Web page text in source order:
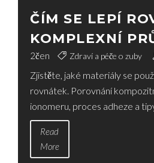
ČÍM SE LEPÍ
KOMPLEXNÍ
LEPIDLY A
2čen Zdraví a péče o zuby
Zjistěte, jaké materiály se
rovnátek. Porovnání
ionomeru, proces adheze a
stability.
Read
More